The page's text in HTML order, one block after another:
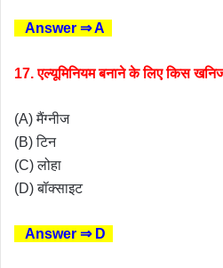
Answer ⇒ A
17. एल्यूमिनियम बनाने के लिए किस
(A) मैंग्नीज
(B) टिन
(C) लोहा
(D) बॉक्साइट
Answer ⇒ D